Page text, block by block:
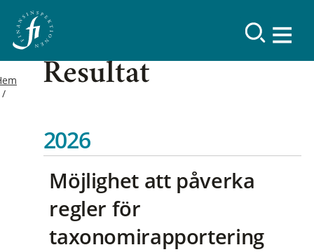
Resultat
2026
Möjlighet att påverka
regler för
taxonomirapportering